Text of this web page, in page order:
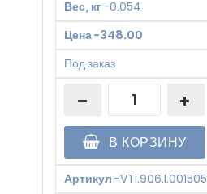
Вес, кг-0.054
Цена-348.00
Под заказ
В КОРЗИНУ
Артикул -VTi.906.I.001505